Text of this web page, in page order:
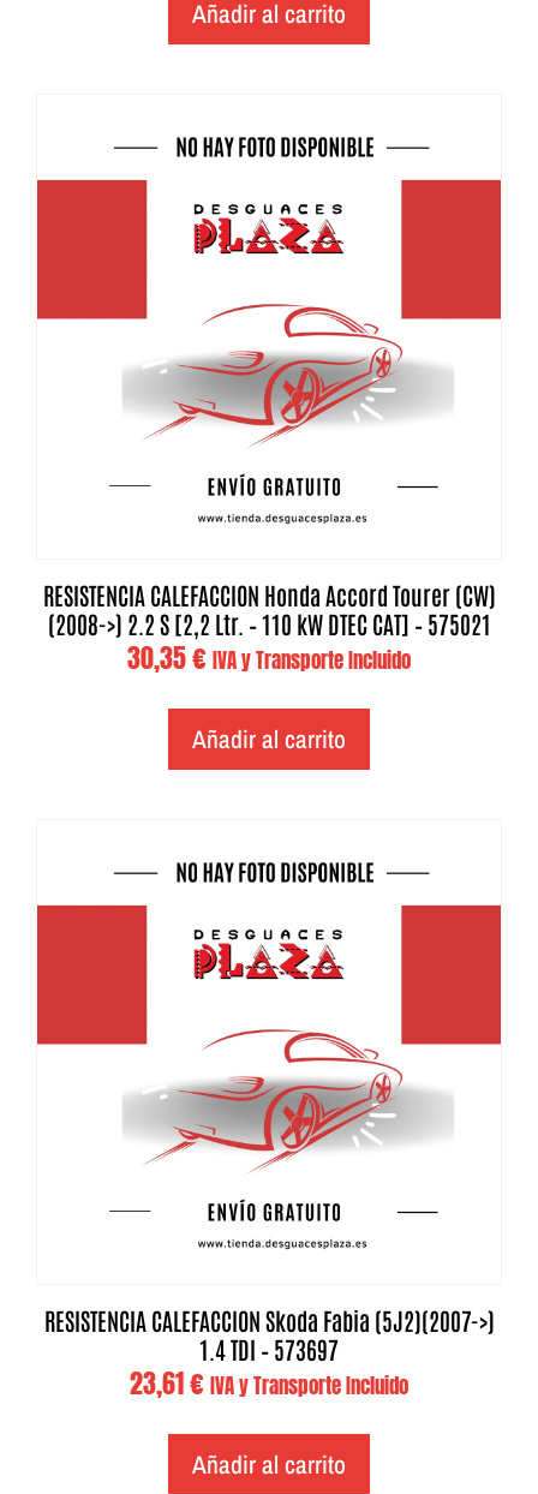
Añadir al carrito
RESISTENCIA CALEFACCION Honda Accord Tourer (CW)
(2008->) 2.2 S [2,2 Ltr. – 110 kW DTEC CAT] – 575021
30,35€ IVA y Transporte Incluido
Añadir al carrito
RESISTENCIA CALEFACCION Skoda Fabia (5J2)(2007->)
1.4 TDI – 573697
23,61€ IVA y Transporte Incluido
Añadir al carrito